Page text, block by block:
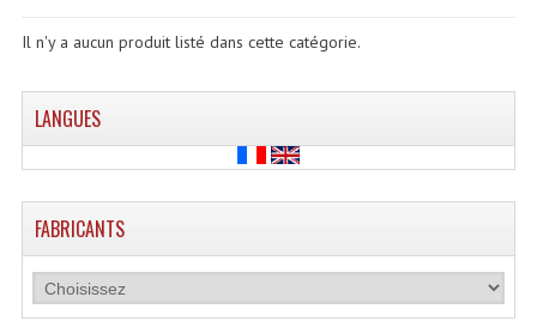
Le Matériel D´occasion
Recherche Avancée
Il n'y a aucun produit listé dans cette catégorie.
LANGUES
FABRICANTS